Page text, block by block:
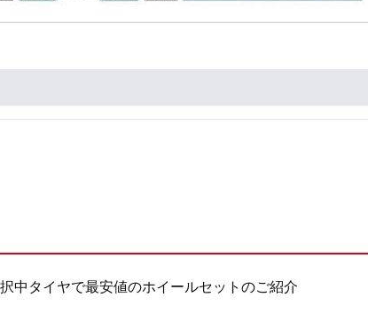
中タイヤで最安値のホイールセットのご紹介